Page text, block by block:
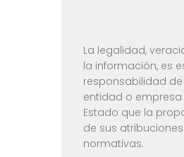
La legalidad,
la información, es
responsabilidad
entidad o
Estado que la
de sus
normativas.